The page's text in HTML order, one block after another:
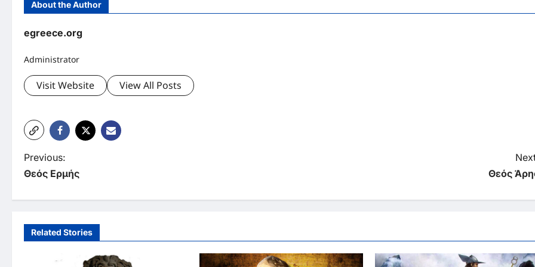
About the Author
egreece.org
Administrator
Visit Website View All Posts
P
o
s
t
n
Previous:
Θεός Ερμής
Θεός
Related Stories